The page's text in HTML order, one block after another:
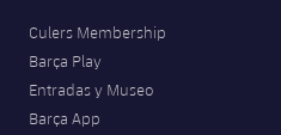
Culers Membership
Barça Play
Entradas y Museo
Barça App